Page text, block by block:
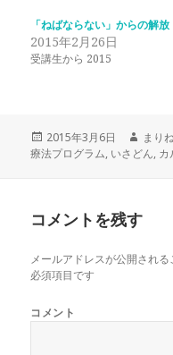
有
(
新
し
い
開
き
ま
ク
リ
ッ
ク
し
新
し
い
ウ
で
ま
す
「ねばならない」からの解放
2015年2月26日
受講生から 2015
投
稿
2015年3月6日
作
成
まり
療法プログラム, いさどん, カ
コメントを残す
メールアドレスが公開される
必須項目です
コメント